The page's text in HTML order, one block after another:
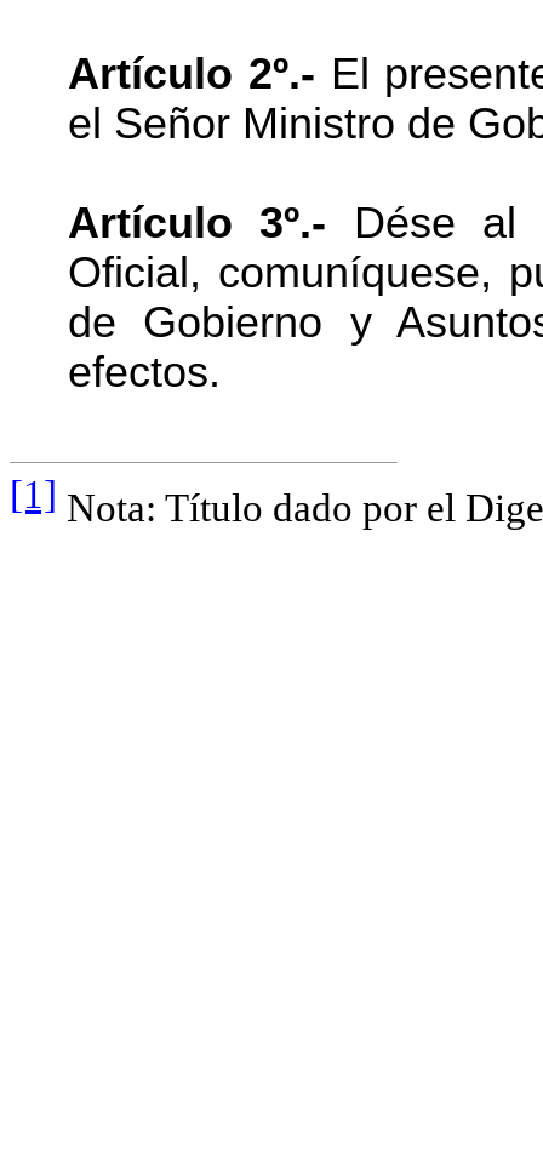
Artículo 2º.- El
el Señor Ministro de
Artículo 3º.- Dése al
Oficial, comuníquese,
de Gobierno y
efectos.
[1] Nota: Título dado por el